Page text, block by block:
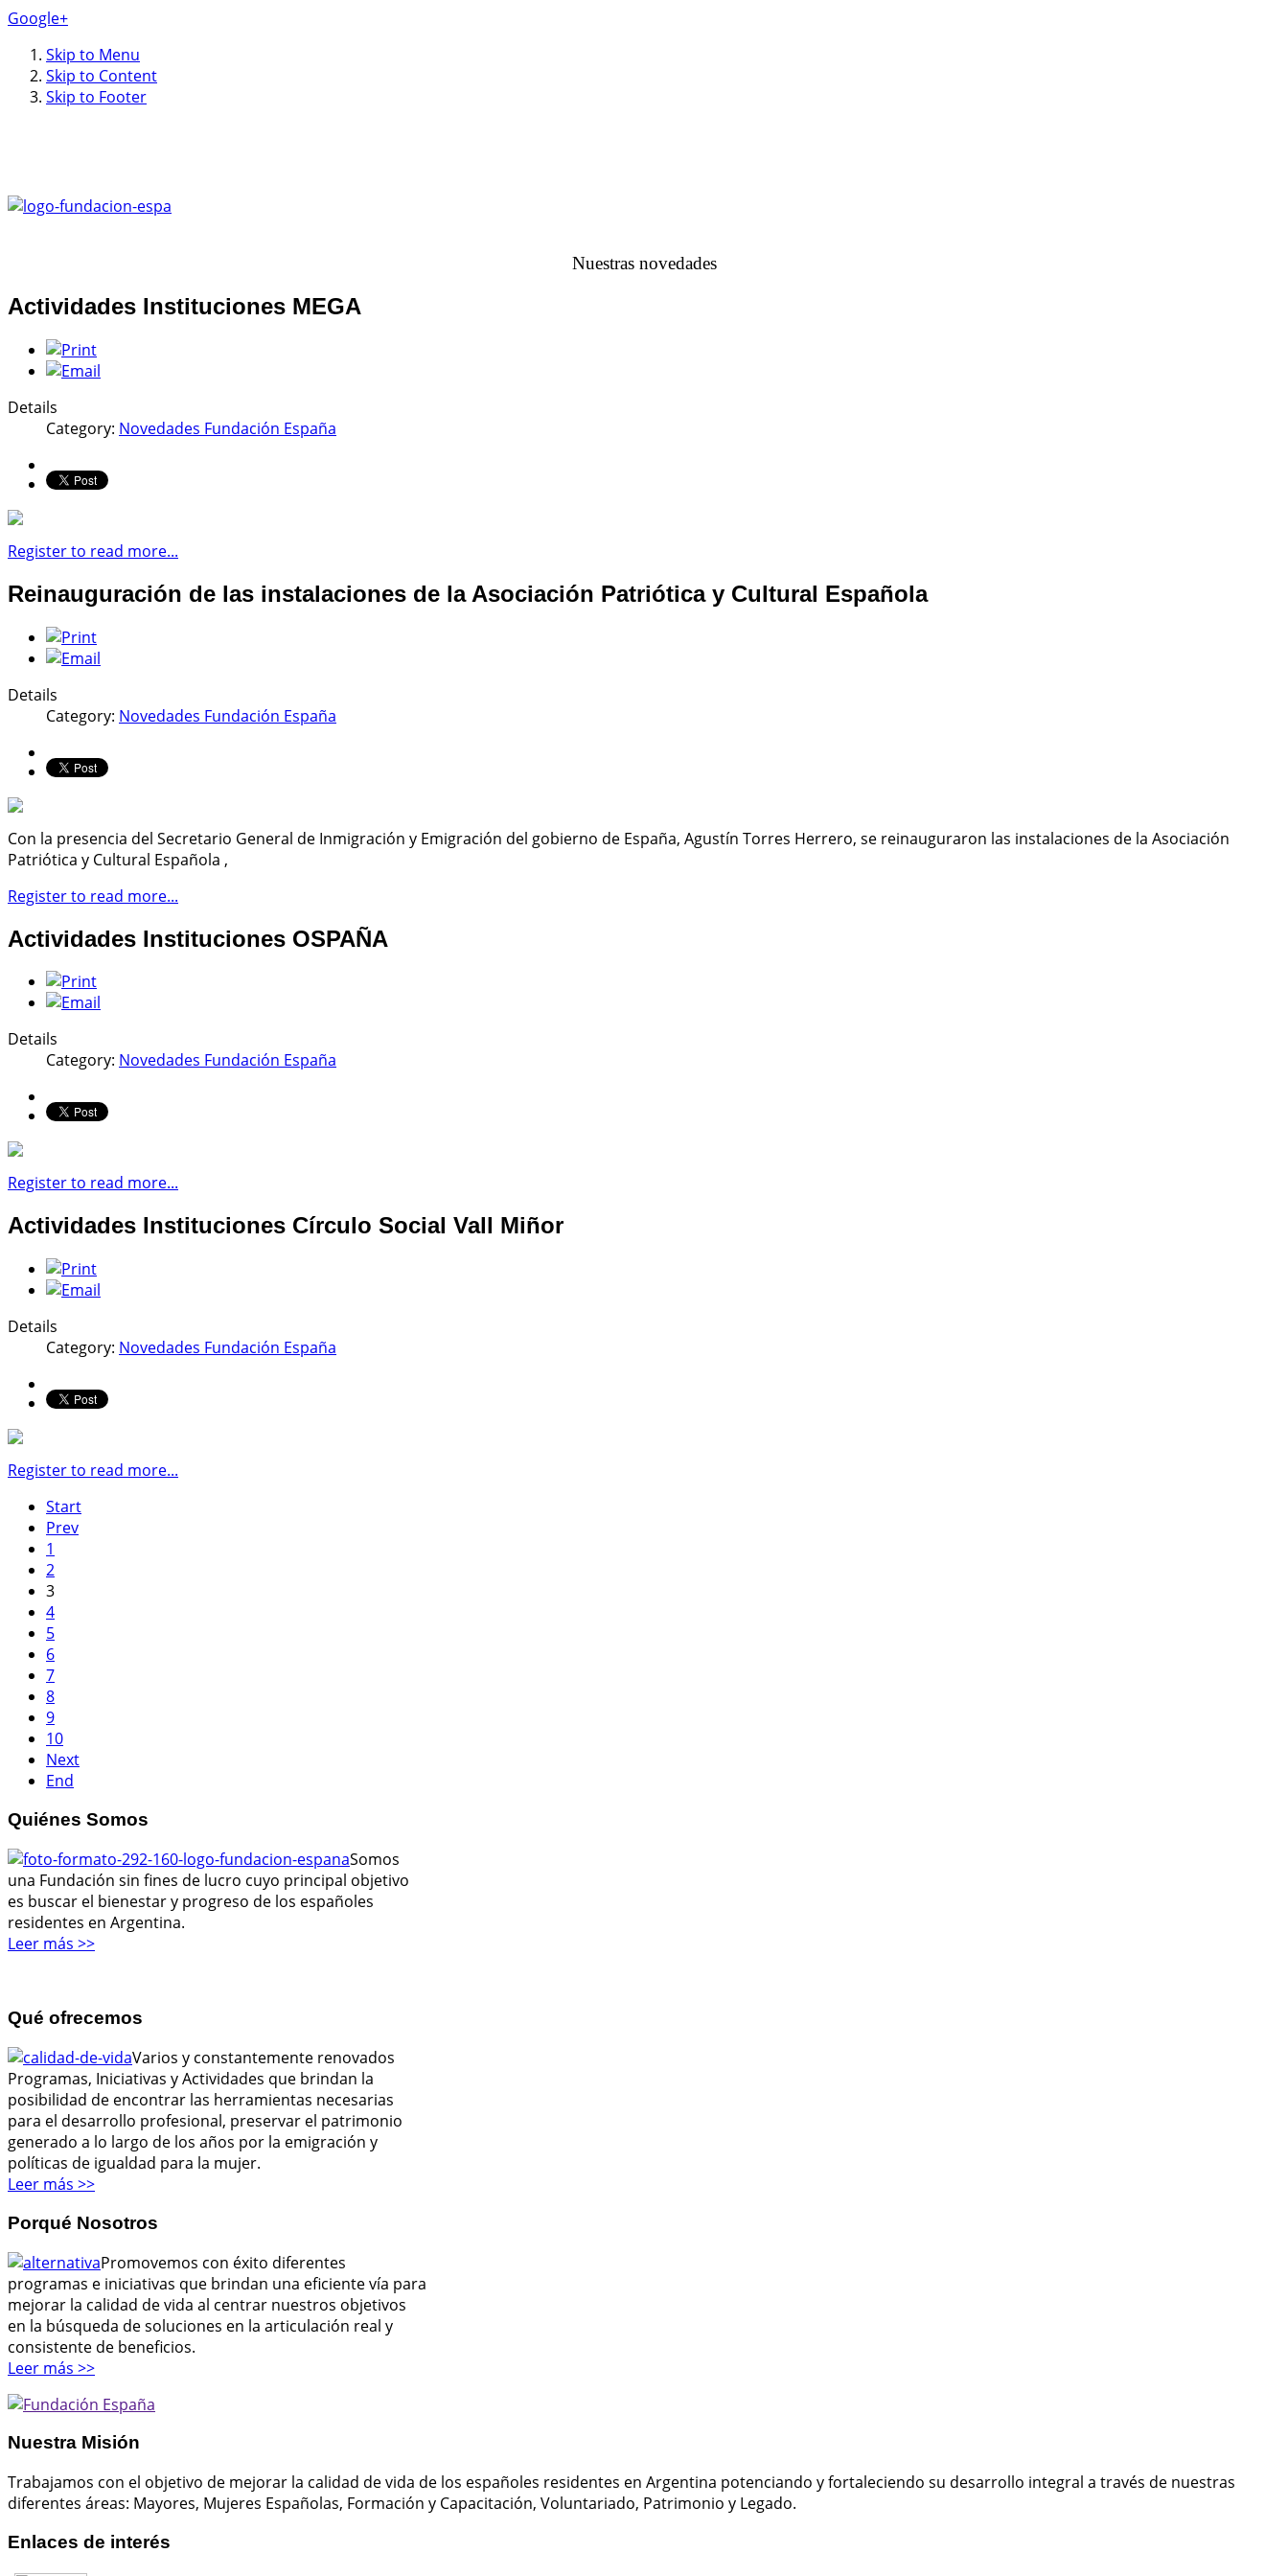
Google+
Skip to Menu
Skip to Content
Skip to Footer
Nuestras novedades
Actividades Instituciones MEGA
Details
Category: Novedades Fundación España
Register to read more...
Reinauguración de las instalaciones de la Asociación Patriótica y Cultural Española
Details
Category: Novedades Fundación España
Con la presencia del Secretario General de Inmigración y Emigración del gobierno de España, Agustín Torres Herrero, se reinauguraron las instalaciones de la Asociación
Patriótica y Cultural Española ,
Register to read more...
Actividades Instituciones OSPAÑA
Details
Category: Novedades Fundación España
Register to read more...
Actividades Instituciones Círculo Social Vall Miñor
Details
Category: Novedades Fundación España
Register to read more...
Start
Prev
1
2
3
4
5
6
7
8
9
10
Next
End
Quiénes Somos
Somos
una Fundación sin fines de lucro cuyo principal objetivo
es buscar el bienestar y progreso de los españoles
residentes en Argentina.
Leer más >>
Qué ofrecemos
Varios y constantemente renovados
Programas, Iniciativas y Actividades que brindan la
posibilidad de encontrar las herramientas necesarias
para el desarrollo profesional, preservar el patrimonio
generado a lo largo de los años por la emigración y
políticas de igualdad para la mujer.
Leer más >>
Porqué Nosotros
Promovemos con éxito diferentes
programas e iniciativas que brindan una eficiente vía para
mejorar la calidad de vida al centrar nuestros objetivos
en la búsqueda de soluciones en la articulación real y
consistente de beneficios.
Leer más >>
Nuestra Misión
Trabajamos con el objetivo de mejorar la calidad de vida de los españoles residentes en Argentina potenciando y fortaleciendo su desarrollo integral a través de nuestras
diferentes áreas: Mayores, Mujeres Españolas, Formación y Capacitación, Voluntariado, Patrimonio y Legado.
Enlaces de interés